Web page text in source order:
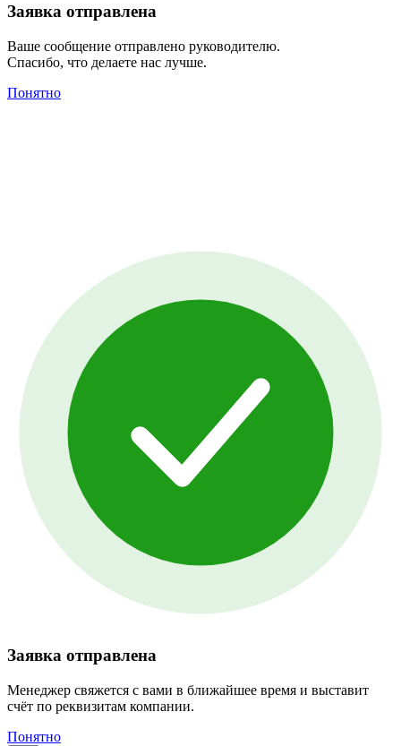
Заявка отправлена
Ваше сообщение отправлено руководителю.
Спасибо, что делаете нас лучше.
Понятно
Заявка отправлена
Менеджер свяжется с вами в ближайшее время и выставит
счёт по реквизитам компании.
Понятно